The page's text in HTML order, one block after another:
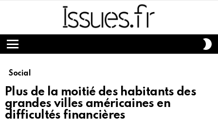
Menu
Social
Plus de la moitié des habitants des
grandes villes américaines en
difficultés financières